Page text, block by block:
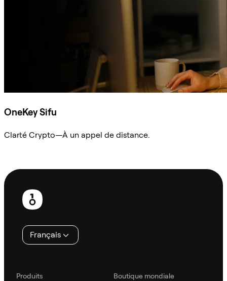
OneKey Sifu
Clarté Crypto—À un appel de distance.
Pied
page
Français
Produits
Boutique mondiale